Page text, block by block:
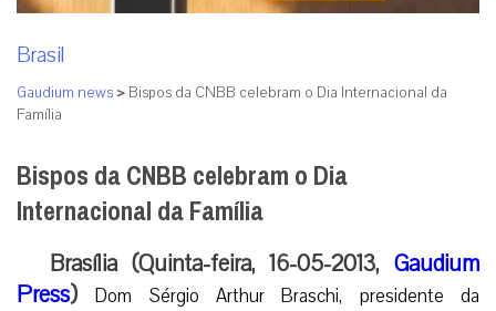
Brasil
Gaudium news > Bispos da CNBB celebram o Dia Internacional da
Família
Bispos da CNBB celebram o Dia
Internacional da Família
Brasília (Quinta-feira, 16-05-2013, Gaudium
Press)Dom Sérgio Arthur Braschi, presidente da